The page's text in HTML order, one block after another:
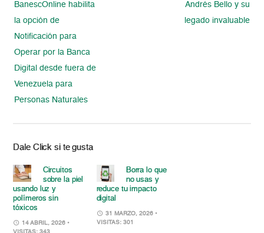
BanescOnline habilita
la opción de
Notificación para
Operar por la Banca
Digital desde fuera de
Venezuela para
Personas Naturales
Andrés Bello y su
legado invaluable
Dale Click si te gusta
Circuitos
sobre la piel
usando luz y
polímeros sin
tóxicos
14 ABRIL, 2026 •
Borra lo que
no usas y
reduce tu impacto
digital
31 MARZO, 2026 •
VISITAS: 301